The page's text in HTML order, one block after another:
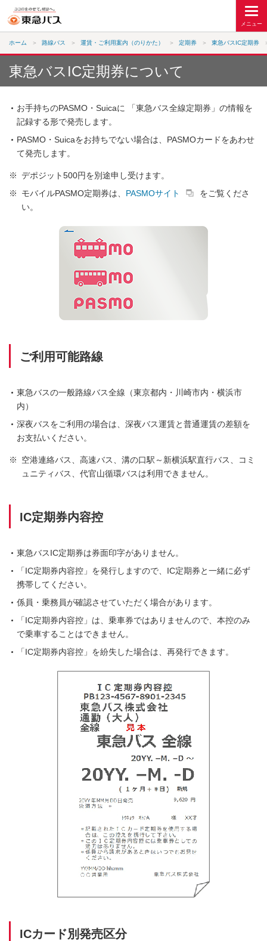
ホーム 路線バス 運賃・ご利用案内（のりかた） 定期券 東急バスIC定期券
東急バスIC定期券について
お手持ちのPASMO・Suicaに 「東急バス全線定期券」の情報を
記録する形で発売します。
PASMO・Suicaをお持ちでない場合は、PASMOカードをあわせ
て発売します。
※ デポジット500円を別途申し受けます。
※
モバイルPASMO定期券は、 PASMOサイト
をご覧くださ
い。
ご利用可能路線
東急バスの一般路線バス全線（東京都内・川崎市内・横浜市
内）
深夜バスをご利用の場合は、深夜バス運賃と普通運賃の差額を
お支払いください。
※
空港連絡バス、高速バス、溝の口駅～新横浜駅直行バス、コミ
ュニティバス、代官山循環バスは利用できません。
IC定期券内容控
東急バスIC定期券は券面印字がありません。
「IC定期券内容控」を発行しますので、IC定期券と一緒に必ず
携帯してください。
係員・乗務員が確認させていただく場合があります。
「IC定期券内容控」は、乗車券ではありませんので、本控のみ
で乗車することはできません。
「IC定期券内容控」を紛失した場合は、再発行できます。
ICカード別発売区分